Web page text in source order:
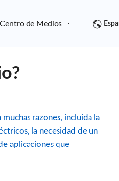
Centro de Medios
razones, incluida la
la necesidad de un
aplicaciones que